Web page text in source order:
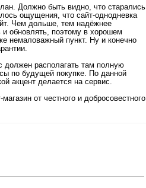
Должно быть видно, что старались
ощущения, что сайт-однодневка
Чем дольше, тем надёжнее
и обновлять, поэтому в хорошем
немаловажный пункт. Ну и конечно
должен располагать там полную
по будущей покупке. По данной
акцент делается на сервис.
от честного и добросовестного